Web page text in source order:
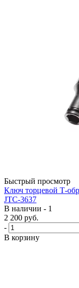
Быстрый просмотр
Ключ торцевой Т-
JTC-3637
В наличии - 1
2 200 руб.
-
В корзину